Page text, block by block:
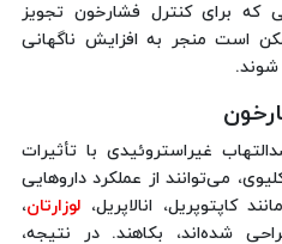
که برای کنترل فشارخون تجویز
است منجر به افزایش ناگهانی
شوند.
غیراستروئیدی با تأثیرات
می‌توانند از عملکرد داروهایی
کاپتوپریل، انالاپریل، لوزارتان،
شده‌اند، بکاهند. در نتیجه،